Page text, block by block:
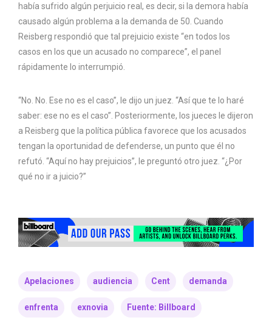
había sufrido algún perjuicio real, es decir, si la demora había
causado algún problema a la demanda de 50. Cuando
Reisberg respondió que tal prejuicio existe “en todos los
casos en los que un acusado no comparece”, el panel
rápidamente lo interrumpió.
“No. No. Ese no es el caso”, le dijo un juez. “Así que te lo haré
saber: ese no es el caso”. Posteriormente, los jueces le dijeron
a Reisberg que la política pública favorece que los acusados ​​
tengan la oportunidad de defenderse, un punto que él no
refutó. “Aquí no hay prejuicios”, le preguntó otro juez. “¿Por
qué no ir a juicio?”
Apelaciones audiencia Cent demanda
enfrenta exnovia Fuente: Billboard